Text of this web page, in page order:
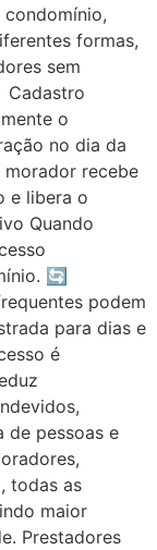
formas,
sem
Cadastro
o
no dia da
recebe
e libera o
Quando
🔄
podem
para dias e
é
de pessoas e
todas as
maior
Prestadores